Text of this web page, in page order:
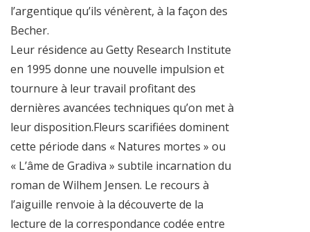
l’argentique qu’ils vénèrent, à la façon des
Becher.
Leur résidence au Getty Research Institute
en 1995 donne une nouvelle impulsion et
tournure à leur travail profitant des
dernières avancées techniques qu’on met à
leur disposition.Fleurs scarifiées dominent
cette période dans « Natures mortes » ou
« L’âme de Gradiva » subtile incarnation du
roman de Wilhem Jensen. Le recours à
l’aiguille renvoie à la découverte de la
lecture de la correspondance codée entre